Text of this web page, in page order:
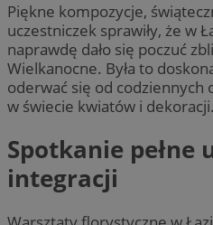
Piękne kompozycje,
uczestniczek sprawiły, że w
naprawdę dało się poczuć
Wielkanocne. Była to
oderwać się od codziennych
w świecie kwiatów i dekoracji.
Spotkanie pełne
integracji